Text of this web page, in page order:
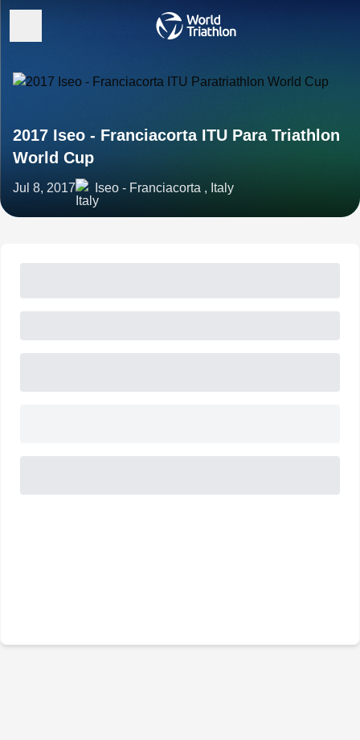
2017 Iseo - Franciacorta ITU Para Triathlon
World Cup
Jul 8, 2017 Iseo - Franciacorta , Italy